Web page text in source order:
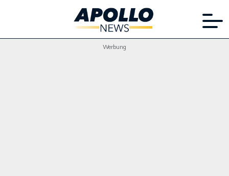
Werbung